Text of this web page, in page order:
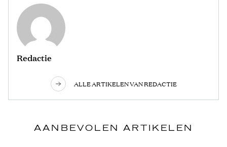
Redactie
ALLE ARTIKELEN VAN REDACTIE
AANBEVOLEN ARTIKELEN